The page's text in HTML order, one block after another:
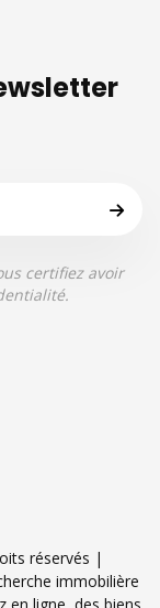
certifiez avoir
réservés |
immobilière